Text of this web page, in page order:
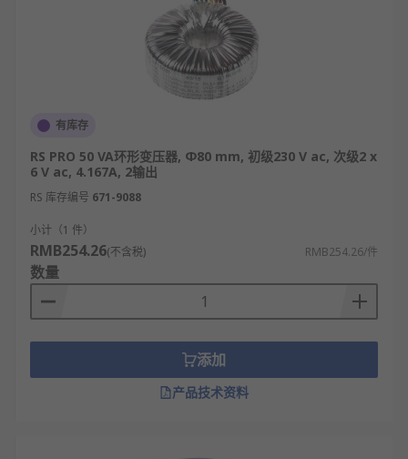
有库存
RS PRO 50 VA环形变压器, Φ80 mm, 初级230 V ac, 次级2 x
6 V ac, 4.167A, 2输出
RS 库存编号 671-9088
小计（1 件）
RMB254.26(不含税) RMB254.26/件
数量
添加
产品技术资料